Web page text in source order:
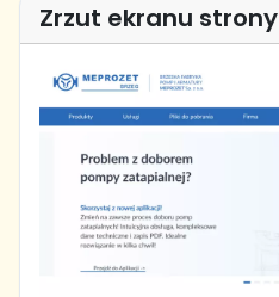
Zrzut ekranu strony